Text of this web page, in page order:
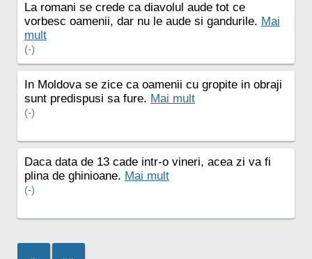
La romani se crede ca diavolul aude tot ce
vorbesc oamenii, dar nu le aude si gandurile. Mai
mult
(-)
In Moldova se zice ca oamenii cu gropite in obraji
sunt predispusi sa fure. Mai mult
(-)
Daca data de 13 cade intr-o vineri, acea zi va fi
plina de ghinioane. Mai mult
(-)